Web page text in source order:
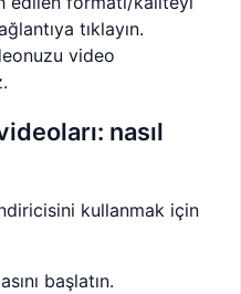
tıklayın.
video
nasıl
kullanmak için
başlatın.